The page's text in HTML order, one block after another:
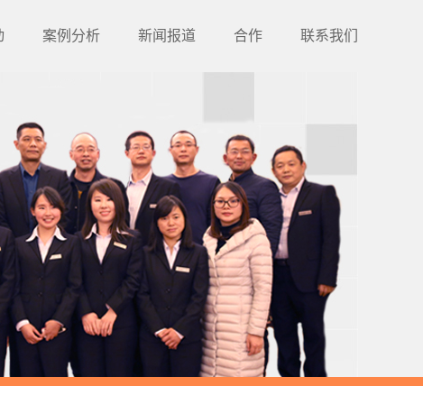
案例分析 新闻报道 合作 联系我们